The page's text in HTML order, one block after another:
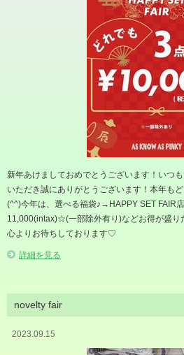
新年あけましておめでとうございます！いつ
いただき誠にありがとうございます！本年も
(^^)今年は、選べる福袋♪→HAPPY SET FAIR
11,000(intax)☆(一部除外有り)などお得が盛り
心よりお待ちしております♡
詳細を見る
novelty fair
2023.09.15